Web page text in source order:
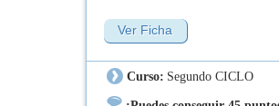
aventuras lo acompañarán por el
y por las habitaciones de la casa,
curiosidades de los bichos.
Ver Ficha
Curso: Segundo CICLO